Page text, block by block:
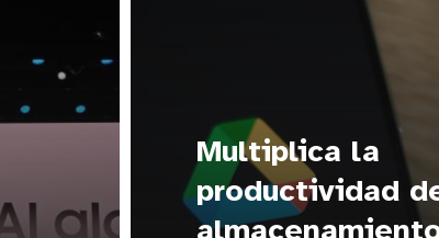
Multiplica la
productividad